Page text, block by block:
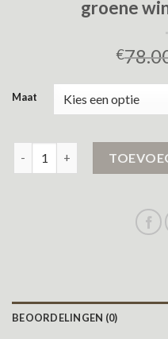
groene
€
Maat
BEOORDELINGEN (0)